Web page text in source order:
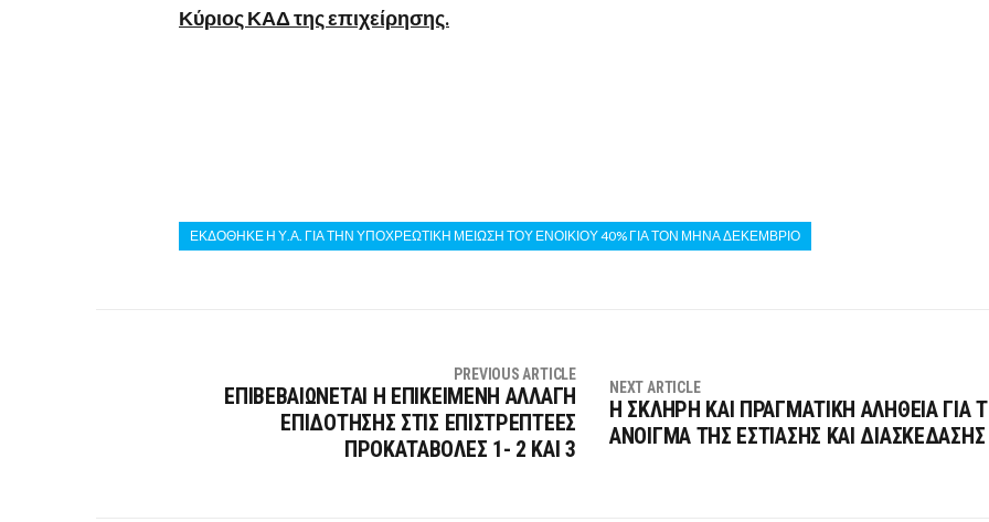
Κύριος ΚΑΔ της επιχείρησης.
ΕΚΔΟΘΗΚΕ Η Υ.Α. ΓΙΑ ΤΗΝ ΥΠΟΧΡΕΩΤΙΚΗ ΜΕΙΩΣΗ ΤΟΥ ΕΝΟΙΚΙΟΥ 40% ΓΙΑ ΤΟΝ ΜΗΝΑ ΔΕΚΕΜΒΡΙΟ
PREVIOUS ARTICLE
ΕΠΙΒΕΒΑΙΩΝΕΤΑΙ Η ΕΠΙΚΕΙΜΕΝΗ ΑΛΛΑΓΗ
ΕΠΙΔΟΤΗΣΗΣ ΣΤΙΣ ΕΠΙΣΤΡΕΠΤΕΕΣ
ΠΡΟΚΑΤΑΒΟΛΕΣ 1- 2 ΚΑΙ 3
NEXT ARTICLE
Η ΣΚΛΗΡΗ ΚΑΙ ΠΡΑΓΜΑΤΙΚΗ ΑΛΗΘΕΙΑ ΓΙΑ
ΑΝΟΙΓΜΑ ΤΗΣ ΕΣΤΙΑΣΗΣ ΚΑΙ ΔΙΑΣΚΕΔΑΣΗΣ